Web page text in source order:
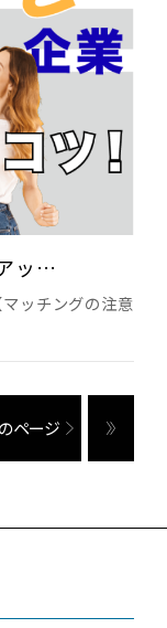
ッ…
ッチングの注意
ページ